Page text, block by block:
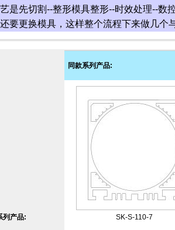
是先切割--整形模具整形--时效处理--数
要更换模具，这样整个流程下来做几个
列产品:
同款系列产品:
SK-S-110-7